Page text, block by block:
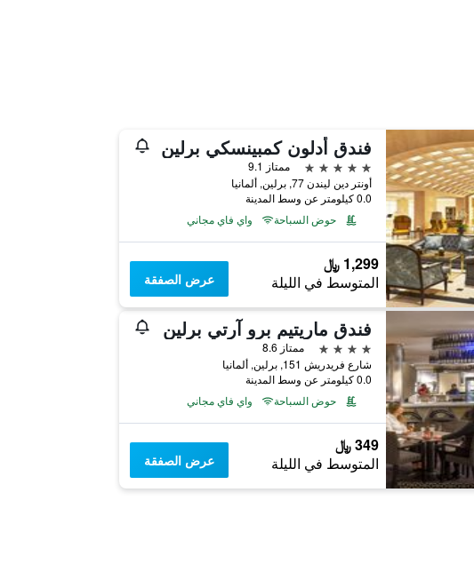
فندق أدلون كمبينسكي برلين
5 نجوم
ممتاز 9.1
أونتر دين ليندن 77, برلين, ألمانيا
0.0 كيلومتر عن وسط المدينة
حوض السباحة
واي فاي مجاني
1,299 ﷼
المتوسط في الليلة عرض الصفقة
فندق ماريتيم برو آرتي برلين
4 نجوم
ممتاز 8.6
شارع فريدريش 151, برلين, ألمانيا
0.0 كيلومتر عن وسط المدينة
حوض السباحة
واي فاي مجاني
349 ﷼
المتوسط في الليلة عرض الصفقة